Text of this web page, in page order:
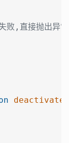
,直接抛出异常
deactivate